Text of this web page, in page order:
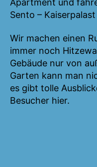
Sento –
Wir machen einen
immer noch
Gebäude nur von
Garten kann man
es gibt tolle
Besucher hier.